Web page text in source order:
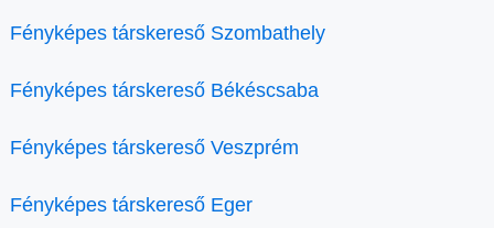
Fényképes társkereső Szombathely
Fényképes társkereső Békéscsaba
Fényképes társkereső Veszprém
Fényképes társkereső Eger